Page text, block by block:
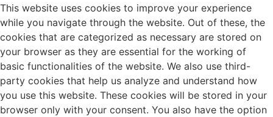
This website uses cookies to improve your experience
while you navigate through the website. Out of these, the
cookies that are categorized as necessary are stored on
your browser as they are essential for the working of
basic functionalities of the website. We also use third-
party cookies that help us analyze and understand how
you use this website. These cookies will be stored in your
browser only with your consent. You also have the option